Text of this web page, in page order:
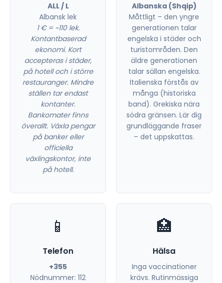
ALL / L
Albansk lek
1 € = ~110 lek.
Kontantbaserad
ekonomi. Kort
accepteras i städer,
på hotell och i större
restauranger. Mindre
ställen tar endast
kontanter.
Bankomater finns
överallt. Växla pengar
på banker eller
officiella
växlingskontor, inte
på hotell.
Albanska (Shqip)
Måttligt – den yngre
generationen talar
engelska i städer och
turistområden. Den
äldre generationen
talar sällan engelska.
Italienska förstås av
många (historiska
band). Grekiska nära
södra gränsen. Lär dig
grundläggande fraser
– det uppskattas.
📱
Telefon
+355
Nödnummer: 112
🏥
Hälsa
Inga vaccinationer
krävs. Rutinmässiga